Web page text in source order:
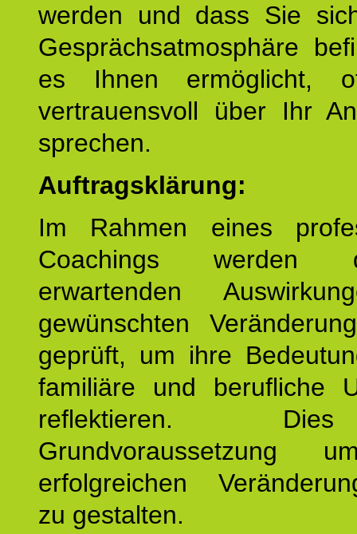
werden und dass Sie
Gesprächsatmosphäre
es Ihnen ermöglicht,
vertrauensvoll über Ihr
sprechen.
Auftragsklärung:
Im Rahmen eines
Coachings
erwartenden
gewünschten
geprüft, um ihre
familiäre und berufliche
reflektieren.
Grundvoraussetzung
erfolgreichen
zu gestalten.